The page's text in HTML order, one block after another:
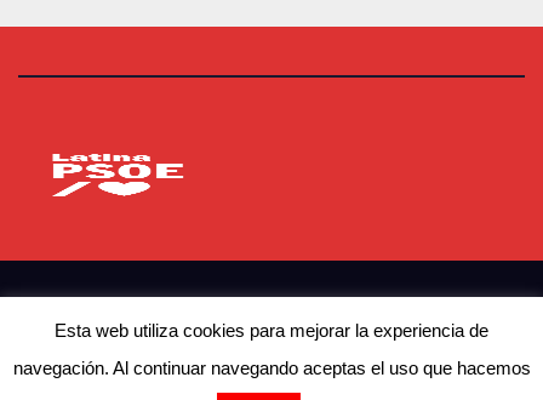
PSOE Latina
Esta web utiliza cookies para mejorar la experiencia de
navegación. Al continuar navegando aceptas el uso que hacemos